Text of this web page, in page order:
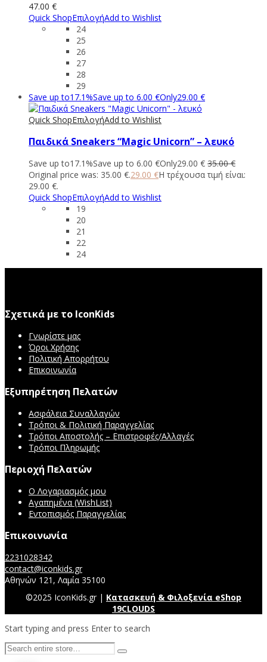
47.00 €
Quick ShopΕπιλογήAdd to Wishlist
24
25
26
27
28
29
Save up to17.1%Save up to 6.00 €Only29.00 €
Quick ShopΕπιλογήAdd to Wishlist
Παιδικά Sneakers “Magic Unicorn” – λευκό
Save up to17.1%Save up to 6.00 €Only29.00 € 35.00€
Original price was: 35.00 €.29.00 €Η τρέχουσα τιμή είναι:
29.00 €.
Quick ShopΕπιλογήAdd to Wishlist
19
20
21
22
24
Σχετικά με το IconKids
Γνωρίστε μας
Όροι Χρήσης
Πολιτική Απορρήτου
Επικοινωνία
Εξυπηρέτηση Πελατών
Ασφάλεια Συναλλαγών
Τρόποι & Πολιτική Παραγγελίας
Τρόποι Αποστολής – Επιστροφές/Αλλαγές
Τρόποι Πληρωμής
Περιοχή Πελατών
Ο Λογαριασμός μου
Αγαπημένα (WishList)
Εντοπισμός Παραγγελίας
Επικοινωνία
2231028342
contact@iconkids.gr
Αθηνών 121, Λαμία 35100
©2025 IconKids.gr | Κατασκευή & Φιλοξενία eShop
19CLOUDS
Start typing and press Enter to search